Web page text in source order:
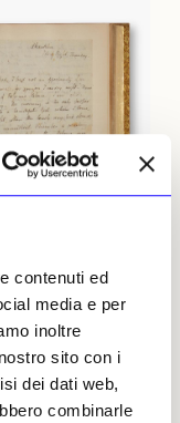
contenuti ed
media e per
inoltre
sito con i
dei dati web,
combinarle
alla sua fidanzata,